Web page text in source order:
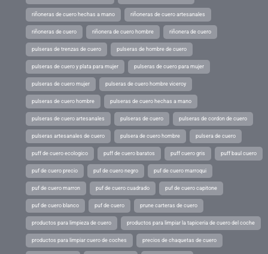
riñoneras de cuero hechas a mano riñoneras de cuero artesanales
riñoneras de cuero riñonera de cuero hombre riñonera de cuero
pulseras de trenzas de cuero pulseras de hombre de cuero
pulseras de cuero y plata para mujer pulseras de cuero para mujer
pulseras de cuero mujer pulseras de cuero hombre viceroy
pulseras de cuero hombre pulseras de cuero hechas a mano
pulseras de cuero artesanales pulseras de cuero pulseras de cordon de cuero
pulseras artesanales de cuero pulsera de cuero hombre pulsera de cuero
puff de cuero ecologico puff de cuero baratos puff cuero gris puff baul cuero
puf de cuero precio puf de cuero negro puf de cuero marroqui
puf de cuero marron puf de cuero cuadrado puf de cuero capitone
puf de cuero blanco puf de cuero prune carteras de cuero
productos para limpieza de cuero productos para limpiar la tapiceria de cuero del coche
productos para limpiar cuero de coches precios de chaquetas de cuero